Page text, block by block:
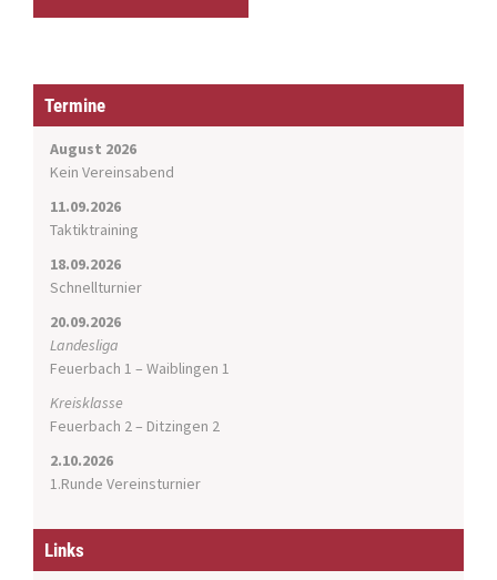
n
g
Termine
August 2026
Kein Vereinsabend
11.09.2026
Taktiktraining
18.09.2026
Schnellturnier
20.09.2026
Landesliga
Feuerbach 1 – Waiblingen 1
Kreisklasse
Feuerbach 2 – Ditzingen 2
2.10.2026
1.Runde Vereinsturnier
Links